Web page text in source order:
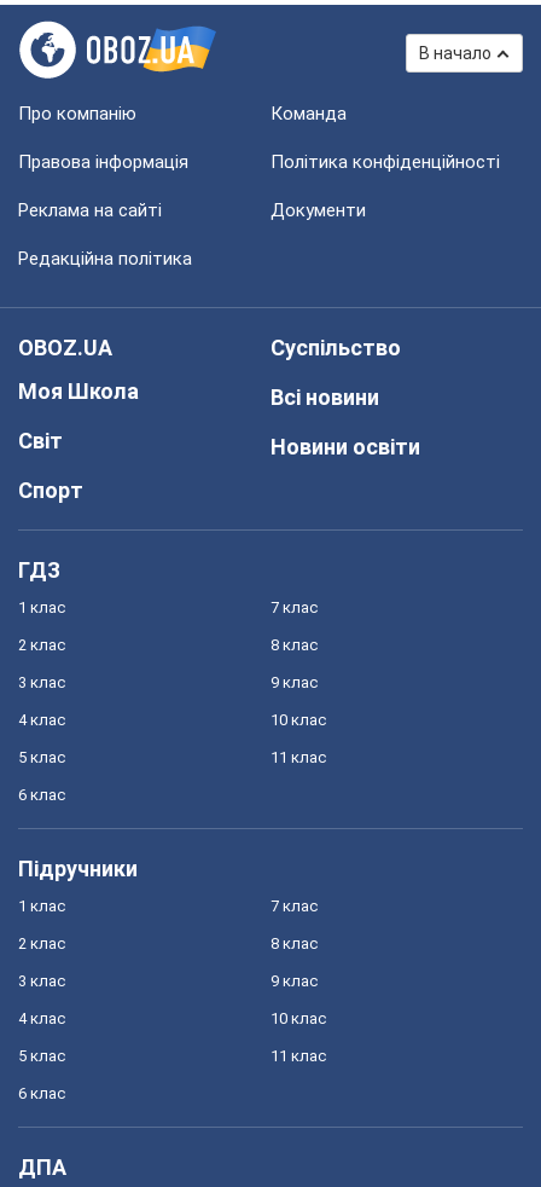
В начало
Про компанію Команда
Правова інформація Політика конфіденційності
Реклама на сайті Документи
Редакційна політика
OBOZ.UA
Моя Школа
Світ
Спорт
Суспільство
Всі новини
Новини освіти
ГДЗ
1 клас
2 клас
3 клас
4 клас
5 клас
6 клас
7 клас
8 клас
9 клас
10 клас
11 клас
Підручники
1 клас
2 клас
3 клас
4 клас
5 клас
6 клас
7 клас
8 клас
9 клас
10 клас
11 клас
ДПА